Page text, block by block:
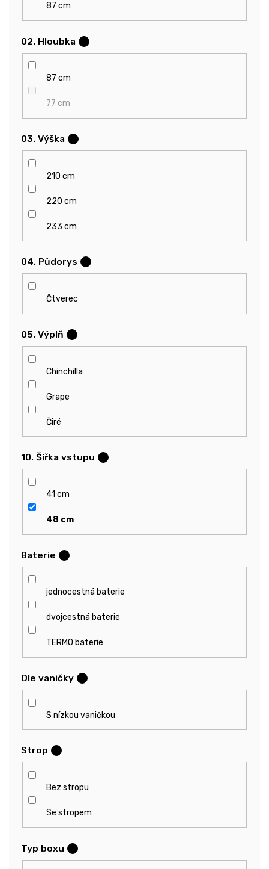
87 cm
02. Hloubka
87 cm
77 cm
03. Výška
210 cm
220 cm
233 cm
04. Půdorys
Čtverec
05. Výplň
Chinchilla
Grape
Čiré
10. Šířka vstupu
41 cm
48 cm
Baterie
jednocestná baterie
dvojcestná baterie
TERMO baterie
Dle vaničky
S nízkou vaničkou
Strop
Bez stropu
Se stropem
Typ boxu